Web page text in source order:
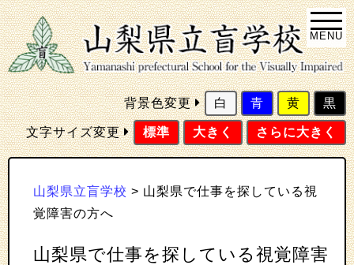
背景色変更 白 青 黄 黒
文字サイズ変更 標準 大きく さらに大きく
山梨県立盲学校 > 山梨県で仕事を探している視
覚障害の方へ
山梨県で仕事を探している視覚障害
MENU